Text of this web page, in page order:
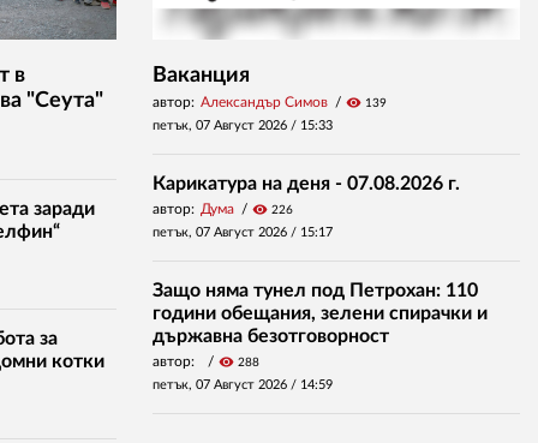
в
"Сеута"
заради
за
котки
Ваканция
автор: Александър Симов visibility 139
петък, 07 Август 2026 / 15:33
Карикатура на деня - 07.08.2026 г.
автор: Дума visibility 226
петък, 07 Август 2026 / 15:17
Защо няма тунел под Петрохан: 110
години обещания, зелени спирачки и
държавна безотговорност
автор: visibility 288
петък, 07 Август 2026 / 14:59